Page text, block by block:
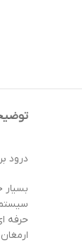
درود
سیستم
حرفه